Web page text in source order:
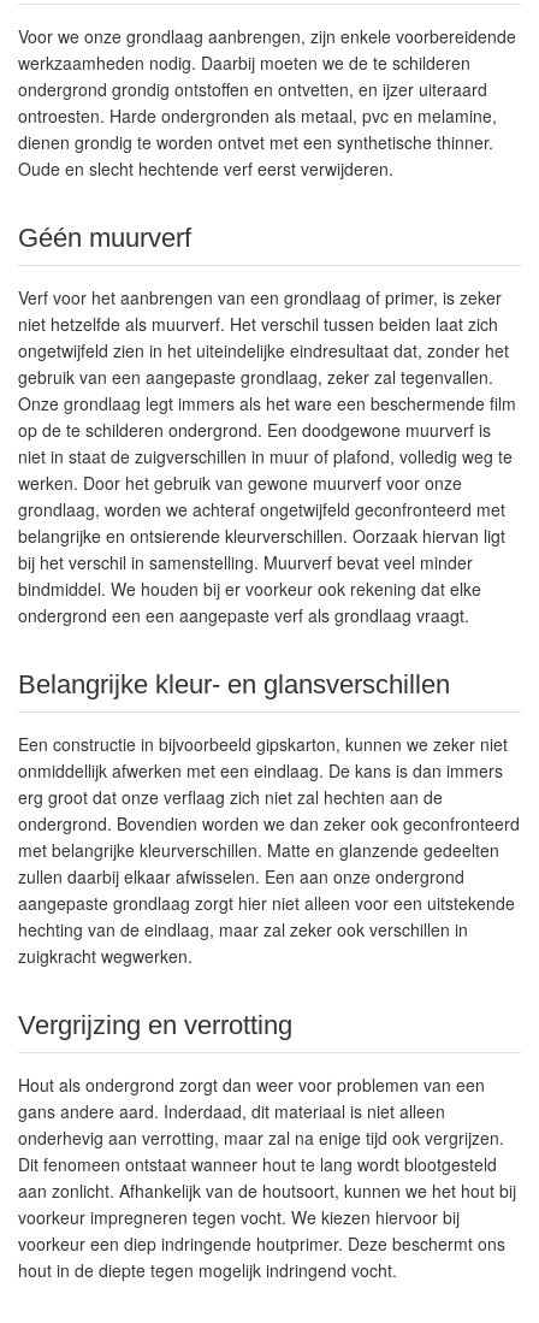
Voor we onze grondlaag aanbrengen, zijn enkele voorbereidende
werkzaamheden nodig. Daarbij moeten we de te schilderen
ondergrond grondig ontstoffen en ontvetten, en ijzer uiteraard
ontroesten. Harde ondergronden als metaal, pvc en melamine,
dienen grondig te worden ontvet met een synthetische thinner.
Oude en slecht hechtende verf eerst verwijderen.
Géén muurverf
Verf voor het aanbrengen van een grondlaag of primer, is zeker
niet hetzelfde als muurverf. Het verschil tussen beiden laat zich
ongetwijfeld zien in het uiteindelijke eindresultaat dat, zonder het
gebruik van een aangepaste grondlaag, zeker zal tegenvallen.
Onze grondlaag legt immers als het ware een beschermende film
op de te schilderen ondergrond. Een doodgewone muurverf is
niet in staat de zuigverschillen in muur of plafond, volledig weg te
werken. Door het gebruik van gewone muurverf voor onze
grondlaag, worden we achteraf ongetwijfeld geconfronteerd met
belangrijke en ontsierende kleurverschillen. Oorzaak hiervan ligt
bij het verschil in samenstelling. Muurverf bevat veel minder
bindmiddel. We houden bij er voorkeur ook rekening dat elke
ondergrond een een aangepaste verf als grondlaag vraagt.
Belangrijke kleur- en glansverschillen
Een constructie in bijvoorbeeld gipskarton, kunnen we zeker niet
onmiddellijk afwerken met een eindlaag. De kans is dan immers
erg groot dat onze verflaag zich niet zal hechten aan de
ondergrond. Bovendien worden we dan zeker ook geconfronteerd
met belangrijke kleurverschillen. Matte en glanzende gedeelten
zullen daarbij elkaar afwisselen. Een aan onze ondergrond
aangepaste grondlaag zorgt hier niet alleen voor een uitstekende
hechting van de eindlaag, maar zal zeker ook verschillen in
zuigkracht wegwerken.
Vergrijzing en verrotting
Hout als ondergrond zorgt dan weer voor problemen van een
gans andere aard. Inderdaad, dit materiaal is niet alleen
onderhevig aan verrotting, maar zal na enige tijd ook vergrijzen.
Dit fenomeen ontstaat wanneer hout te lang wordt blootgesteld
aan zonlicht. Afhankelijk van de houtsoort, kunnen we het hout bij
voorkeur impregneren tegen vocht. We kiezen hiervoor bij
voorkeur een diep indringende houtprimer. Deze beschermt ons
hout in de diepte tegen mogelijk indringend vocht.